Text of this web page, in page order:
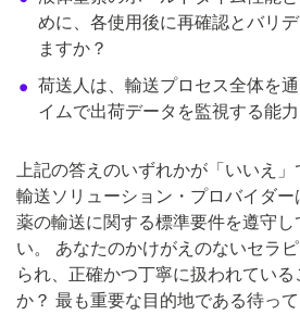
めに、各使用後に再確認とバリ
ますか？
荷送人は、輸送プロセス全体を
イムで出荷データを監視する能
上記の答えのいずれかが「いいえ
輸送ソリューション・プロバイダ
薬の輸送に関する標準要件を遵守
い。 あなたのかけがえのないセラ
られ、正確かつ丁寧に扱われてい
か？ 最も重要な目的地である待っ